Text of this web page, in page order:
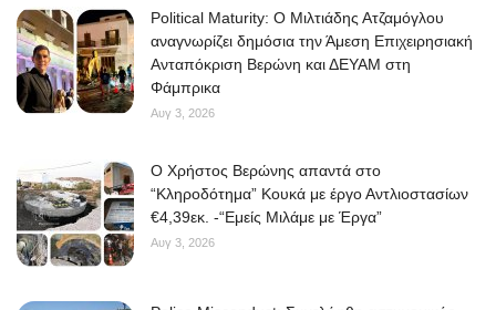
Political Maturity: Ο Μιλτιάδης Ατζαμόγλου
αναγνωρίζει δημόσια την Άμεση Επιχειρησιακή
Ανταπόκριση Βερώνη και ΔΕΥΑΜ στη
Φάμπρικα
Αυγ 3, 2026
O Χρήστος Βερώνης απαντά στο
“Κληροδότημα” Κουκά με έργο Αντλιοστασίων
€4,39εκ. -“Εμείς Μιλάμε με Έργα”
Αυγ 3, 2026